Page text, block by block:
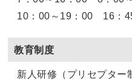
10：00～19：00 16：
教育制度
新人研修（プリセプター